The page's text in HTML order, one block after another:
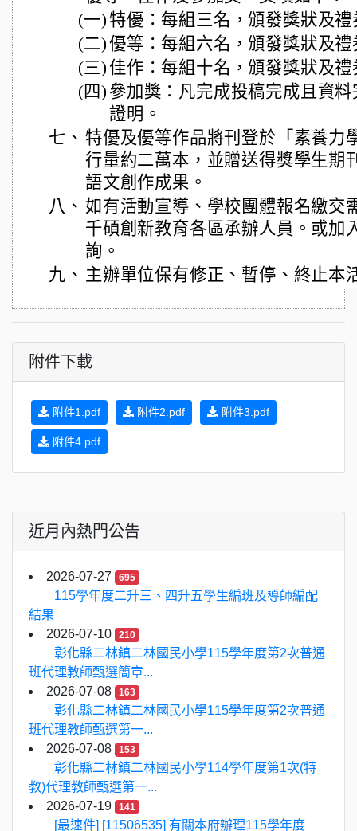
(一)特優：每組三名，頒發獎狀及禮
(二)優等：每組六名，頒發獎狀及禮
(三) 佳作：每組十名，頒發獎狀及
(四) 參加獎：凡完成投稿完成且資
證明。
七、 特優及優等作品將刊登於「素養力
行量約二萬本，並贈送得獎學生期
語文創作成果。
八、 如有活動宣導、學校團體報名繳交
千碩創新教育各區承辦人員。或加
詢。
九、 主辦單位保有修正、暫停、終止本
附件下載
附件1.pdf 附件2.pdf 附件3.pdf
附件4.pdf
近月內熱門公告
2026-07-27 695
115學年度二升三、四升五學生編班及導師編配
結果
2026-07-10
210
彰化縣二林鎮二林國民小學115學年度第2次普通
班代理教師甄選簡章...
2026-07-08
163
彰化縣二林鎮二林國民小學115學年度第2次普通
班代理教師甄選第一...
2026-07-08
153
彰化縣二林鎮二林國民小學114學年度第1次(特
教)代理教師甄選第一...
2026-07-19
141
[最速件] [11506535] 有關本府辦理115學年度